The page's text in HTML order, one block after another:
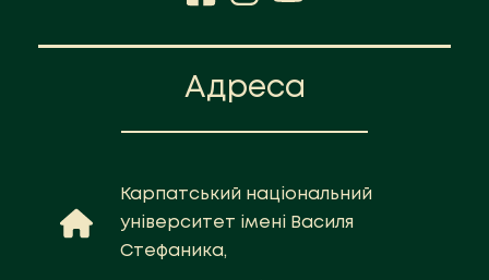
Адреса
Карпатський національний
університет імені Василя
Стефаника,